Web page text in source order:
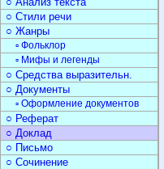
○ Стили речи
○ Жанры
▫ Фольклор
▫ Мифы и легенды
○ Средства выразительн.
○ Документы
▫ Оформление документов
○ Реферат
○ Доклад
○ Письмо
○ Сочинение